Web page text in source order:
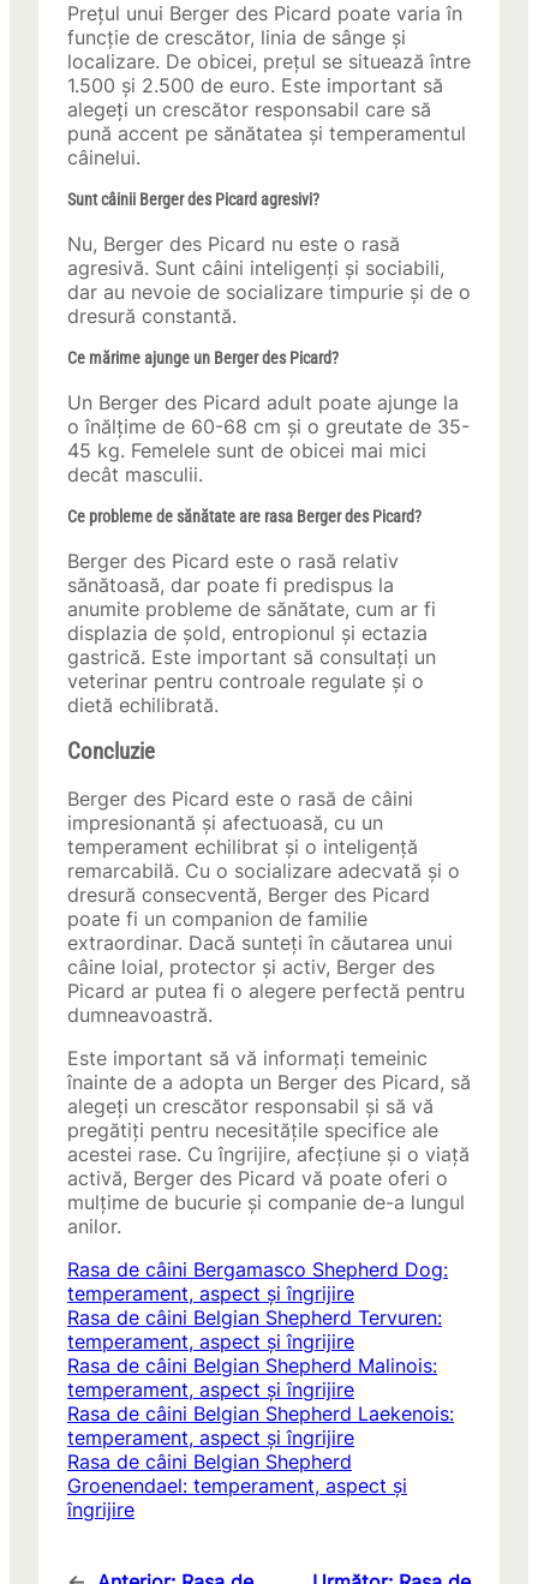
Prețul unui Berger des Picard poate varia în
funcție de crescător, linia de sânge și
localizare. De obicei, prețul se situează între
1.500 și 2.500 de euro. Este important să
alegeți un crescător responsabil care să
pună accent pe sănătatea și temperamentul
câinelui.
Sunt câinii Berger des Picard agresivi?
Nu, Berger des Picard nu este o rasă
agresivă. Sunt câini inteligenți și sociabili,
dar au nevoie de socializare timpurie și de o
dresură constantă.
Ce mărime ajunge un Berger des Picard?
Un Berger des Picard adult poate ajunge la
o înălțime de 60-68 cm și o greutate de 35-
45 kg. Femelele sunt de obicei mai mici
decât masculii.
Ce probleme de sănătate are rasa Berger des Picard?
Berger des Picard este o rasă relativ
sănătoasă, dar poate fi predispus la
anumite probleme de sănătate, cum ar fi
displazia de șold, entropionul și ectazia
gastrică. Este important să consultați un
veterinar pentru controale regulate și o
dietă echilibrată.
Concluzie
Berger des Picard este o rasă de câini
impresionantă și afectuoasă, cu un
temperament echilibrat și o inteligență
remarcabilă. Cu o socializare adecvată și o
dresură consecventă, Berger des Picard
poate fi un companion de familie
extraordinar. Dacă sunteți în căutarea unui
câine loial, protector și activ, Berger des
Picard ar putea fi o alegere perfectă pentru
dumneavoastră.
Este important să vă informați temeinic
înainte de a adopta un Berger des Picard, să
alegeți un crescător responsabil și să vă
pregătiți pentru necesitățile specifice ale
acestei rase. Cu îngrijire, afecțiune și o viață
activă, Berger des Picard vă poate oferi o
mulțime de bucurie și companie de-a lungul
anilor.
Rasa de câini Bergamasco Shepherd Dog:
temperament, aspect și îngrijire
Rasa de câini Belgian Shepherd Tervuren:
temperament, aspect și îngrijire
Rasa de câini Belgian Shepherd Malinois:
temperament, aspect și îngrijire
Rasa de câini Belgian Shepherd Laekenois:
temperament, aspect și îngrijire
Rasa de câini Belgian Shepherd
Groenendael: temperament, aspect și
îngrijire